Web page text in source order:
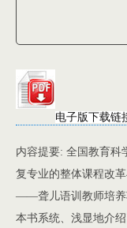
电子版下载链
内容提要: 全国教育科
复专业的整体课程改
——聋儿语训教师培养
本书系统、浅显地介